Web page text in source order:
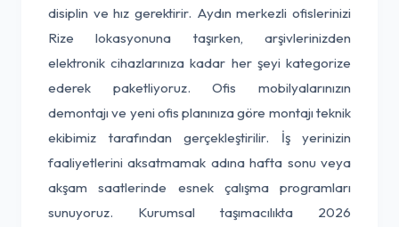
disiplin ve hız gerektirir. Aydın merkezli ofislerinizi
Rize lokasyonuna taşırken, arşivlerinizden
elektronik cihazlarınıza kadar her şeyi kategorize
ederek paketliyoruz. Ofis mobilyalarınızın
demontajı ve yeni ofis planınıza göre montajı teknik
ekibimiz tarafından gerçekleştirilir. İş yerinizin
faaliyetlerini aksatmamak adına hafta sonu veya
akşam saatlerinde esnek çalışma programları
sunuyoruz. Kurumsal taşımacılıkta 2026